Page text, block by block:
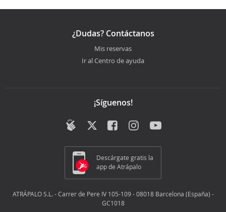
¿Dudas? Contáctanos
Mis reservas
Ir al Centro de ayuda
¡Síguenos!
Descárgate gratis la
app de Atrápalo
ATRÁPALO S.L. - Carrer de Pere IV 105-109 - 08018 Barcelona (España) -
GC1018